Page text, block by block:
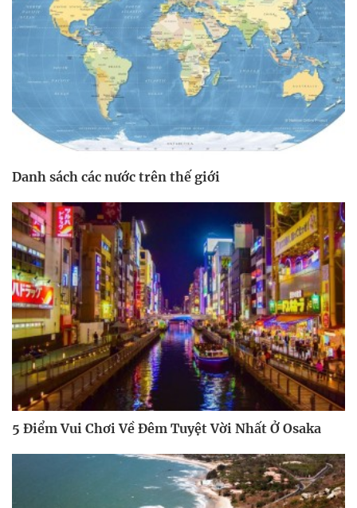
Danh sách các nước trên thế giới
5 Điểm Vui Chơi Về Đêm Tuyệt Vời Nhất Ở Osaka